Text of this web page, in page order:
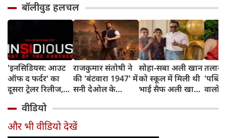
बॉलीवुड हलचल
'इनसिडियस: आउट
ऑफ द फर्दर' का
दूसरा ट्रेलर रिलीज,
डरावना चैप्टर लेकर
लौट रही हॉरर
फ्रैंचाइजी
राजकुमार संतोषी ने
की 'बंटवारा 1947' में
सनी देओल के
सुपरहीरोज़ से तुलना,
कही यह बात
सोहा-सबा अली खान
को स्कूल में मिली थी
भाई सैफ अली खान
शादी की खबर,
वालों
वीडियो
और भी वीडियो देखें